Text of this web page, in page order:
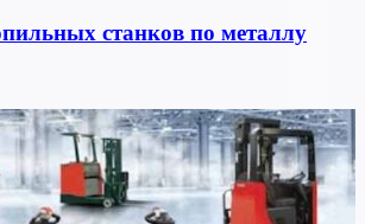
станков по металлу